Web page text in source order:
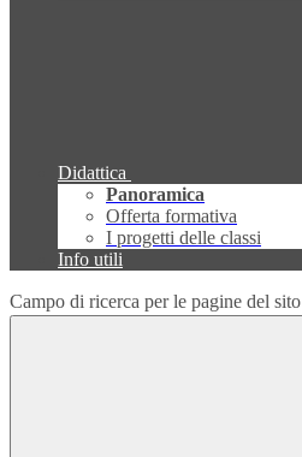
Didattica
Panoramica
Offerta formativa
I progetti delle classi
Info utili
Campo di ricerca per le pagine del sito